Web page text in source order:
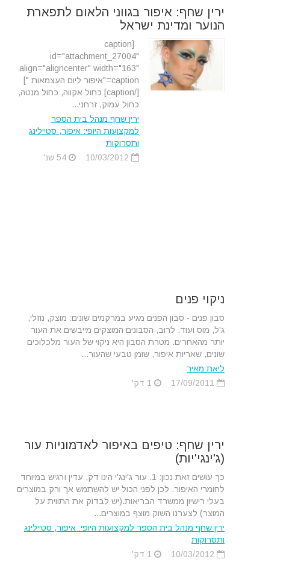
ירין שחף: איפור בגווני הלאום לתפארת
הנוער ומדינת ישראל
[caption
id="attachment_27004"
align="aligncenter" width="163"
caption="איפור ליום העצמאות "]
[/caption] כחול אקווה, כחול מנטה,
כחול עמוק, זרחני...
ירין שחף מנהל בית הספר
למקצועות היופי: איפור, סטיילינג
ותסרוקות
54 שנ'
ניקוי פנים
סבון פנים - סבון הפנים מגיע במרקמים שונים: מוצק, נוזלי,
ג'ל, מוס ועוד. לרוב, הסבונים המוצקים מייבשים את העור
יותר מהאחרים. מטרת הסבון היא ניקוי של העור מלכלוכים
שונים, שאריות איפור, שומן טבעי שהעור...
ליאת מאיר
ירין שחף: טיפים באיפור לאדמוניות עור
(ג'ינגי'יות)
כך עושים זאת נכון: 1. עור ג'ינג'י הינו דק, עדין ורגיש במיוחד
לחומרי האיפור. לכן לפני הכול יש להשתמש אך ורק במוצרים
בעלי רישיון ממשרד הבריאות.(יש לבדוק את התווית על
המוצר) לצערנו השוק מוצף במוצרים...
ירין שחף מנהל בית הספר למקצועות היופי: איפור, סטיילינג
ותסרוקות